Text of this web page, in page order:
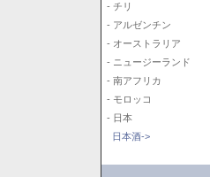
- チリ
- アルゼンチン
- オーストラリア
- ニュージーランド
- 南アフリカ
- モロッコ
- 日本
日本酒->